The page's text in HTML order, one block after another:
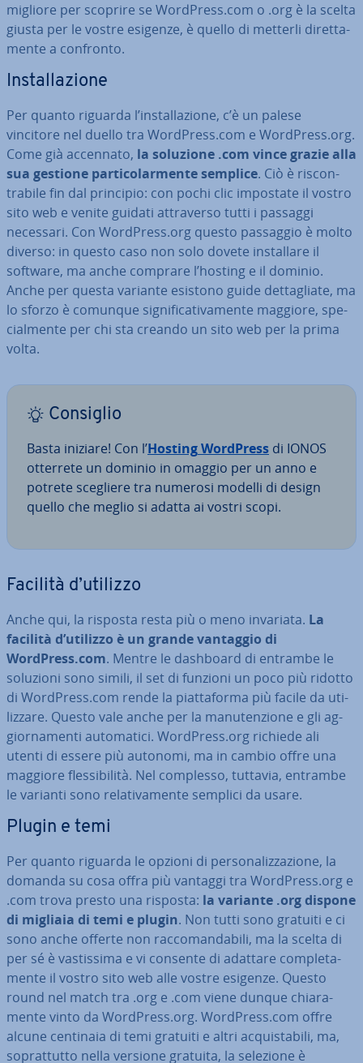
migliore per scoprire se WordPress.com o .org è la scelta
giusta per le vostre esigenze, è quello di metterli di­ret­ta­
men­te a confronto.
In­stal­la­zio­ne
Per quanto riguarda l’in­stal­la­zio­ne, c’è un palese
vincitore nel duello tra WordPress.com e WordPress.org.
Come già accennato, la soluzione .com vince grazie alla
sua gestione par­ti­co­lar­men­te semplice. Ciò è ri­scon­
tra­bi­le fin dal principio: con pochi clic impostate il vostro
sito web e venite guidati at­tra­ver­so tutti i passaggi
necessari. Con WordPress.org questo passaggio è molto
diverso: in questo caso non solo dovete in­stal­la­re il
software, ma anche comprare l’hosting e il dominio.
Anche per questa variante esistono guide det­ta­glia­te, ma
lo sforzo è comunque si­gni­fi­ca­ti­va­men­te maggiore, spe­
cial­men­te per chi sta creando un sito web per la prima
volta.
Consiglio
Basta iniziare! Con l’HostingWordPress di IONOS
otterrete un dominio in omaggio per un anno e
potrete scegliere tra numerosi modelli di design
quello che meglio si adatta ai vostri scopi.
Facilità d’utilizzo
Anche qui, la risposta resta più o meno invariata. La
facilità d’utilizzo è un grande vantaggio di
WordPress.com. Mentre le dashboard di entrambe le
soluzioni sono simili, il set di funzioni un poco più ridotto
di WordPress.com rende la piat­ta­for­ma più facile da uti­
liz­za­re. Questo vale anche per la ma­nu­ten­zio­ne e gli ag­
gior­na­men­ti au­to­ma­ti­ci. WordPress.org richiede ali
utenti di essere più autonomi, ma in cambio offre una
maggiore fles­si­bi­li­tà. Nel complesso, tuttavia, entrambe
le varianti sono re­la­ti­va­men­te semplici da usare.
Plugin e temi
Per quanto riguarda le opzioni di per­so­na­liz­za­zio­ne, la
domanda su cosa offra più vantaggi tra WordPress.org e
.com trova presto una risposta: la variante .org dispone
di migliaia di temi e plugin. Non tutti sono gratuiti e ci
sono anche offerte non rac­co­man­da­bi­li, ma la scelta di
per sé è va­stis­si­ma e vi consente di adattare com­ple­ta­
men­te il vostro sito web alle vostre esigenze. Questo
round nel match tra .org e .com viene dunque chia­ra­
men­te vinto da WordPress.org. WordPress.com offre
alcune centinaia di temi gratuiti e altri ac­qui­sta­bi­li, ma,
so­prat­tut­to nella versione gratuita, la selezione è